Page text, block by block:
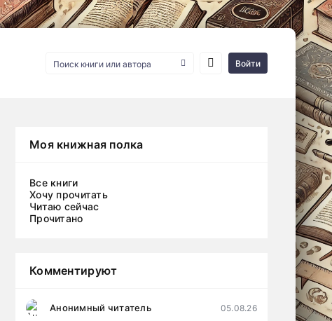
Войти
Моя книжная полка
Все книги
Хочу прочитать
Читаю сейчас
Прочитано
Комментируют
Анонимный читатель 05.08.26